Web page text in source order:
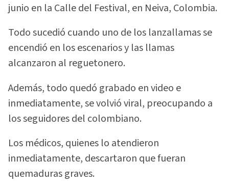
junio en la Calle del Festival, en Neiva, Colombia.
Todo sucedió cuando uno de los lanzallamas se
encendió en los escenarios y las llamas
alcanzaron al reguetonero.
Además, todo quedó grabado en video e
inmediatamente, se volvió viral, preocupando a
los seguidores del colombiano.
Los médicos, quienes lo atendieron
inmediatamente, descartaron que fueran
quemaduras graves.